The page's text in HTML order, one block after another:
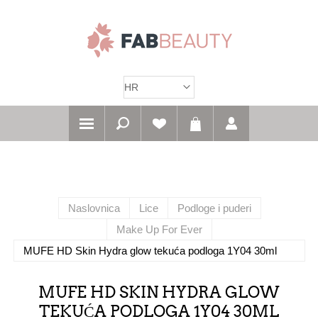
Naslovnica Lice
Podloge i puderi
Make Up For Ever
MUFE HD Skin Hydra glow tekuća podloga 1Y04 30ml
MUFE HD SKIN HYDRA GLOW
TEKUĆA PODLOGA 1Y04 30ML